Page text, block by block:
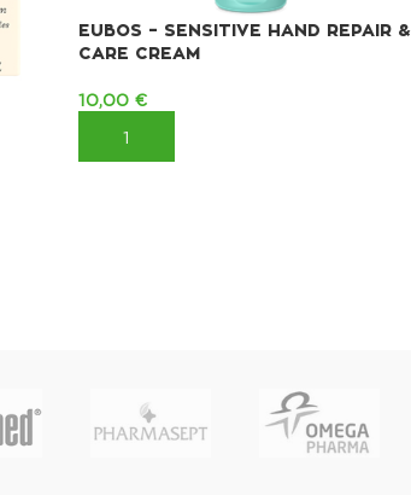
EUBOS – SENSITIVE HAND REPAIR &
CARE CREAM
10,00 €
ΠΡΟΣΘΉΚΗ ΣΤΟ ΚΑΛΆΘΙ